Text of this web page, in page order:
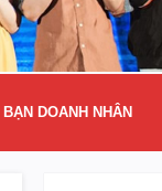
BẠN DOANH NHÂN